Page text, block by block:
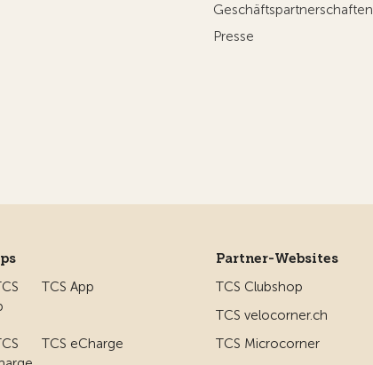
Geschäftspartnerschaften
Presse
TCS App
TCS eCharge
Partner-Websites
TCS Clubshop
TCS velocorner.ch
TCS Microcorner